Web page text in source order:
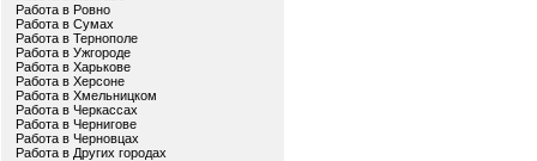
Работа в Ровно
Работа в Сумах
Работа в Тернополе
Работа в Ужгороде
Работа в Харькове
Работа в Херсоне
Работа в Хмельницком
Работа в Черкассах
Работа в Чернигове
Работа в Черновцах
Работа в Других городах